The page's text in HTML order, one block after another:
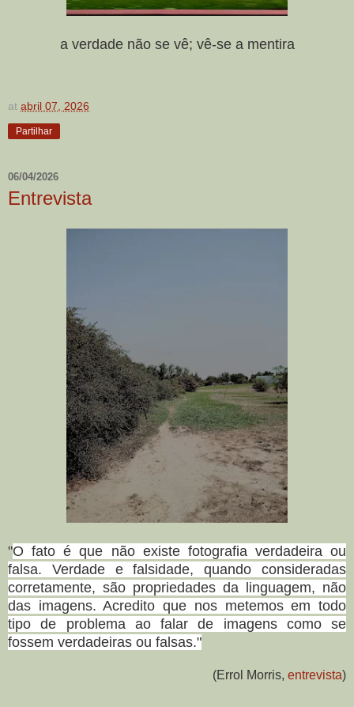
a verdade não se vê; vê-se a mentira
at abril 07, 2026
Partilhar
06/04/2026
Entrevista
"O fato é que não existe fotografia verdadeira ou
falsa. Verdade e falsidade, quando consideradas
corretamente, são propriedades da linguagem, não
das imagens. Acredito que nos metemos em todo
tipo de problema ao falar de imagens como se
fossem verdadeiras ou falsas."
(Errol Morris, entrevista)